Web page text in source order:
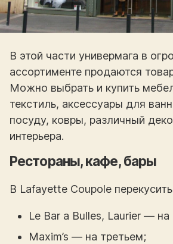
В этой части универмага в
ассортименте продаются
Можно выбрать и купить
текстиль, аксессуары для
посуду, ковры, различный
интерьера.
Рестораны, кафе, бары
В Lafayette Coupole
Le Bar a Bulles, Laurier —
Maxim’s — на третьем;